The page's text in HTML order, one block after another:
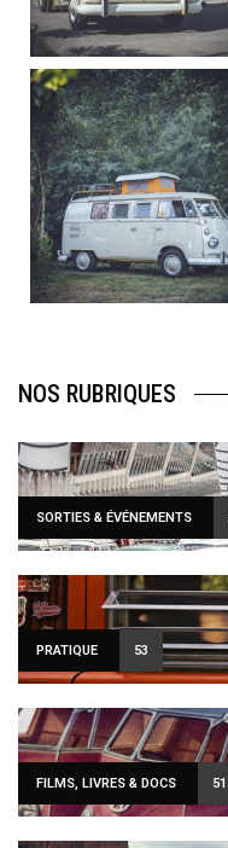
Sep 10
220
4
becombi
Août 10
120
0
NOS RUBRIQUES
SORTIES & ÉVÉNEMENTS
PRATIQUE 53
FILMS, LIVRES & DOCS 51